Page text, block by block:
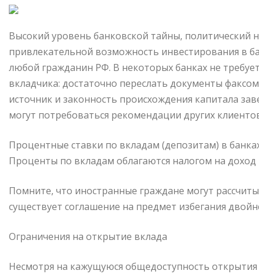
Высокий уровень банковской тайны, политический
привлекательной возможность инвестирования
любой гражданин РФ. В некоторых банках не
вкладчика: достаточно переслать документы
источник и законность происхождения капитала
могут потребоваться рекомендации других
Процентные ставки по вкладам (депозитам) в
Проценты по вкладам облагаются налогом на доход
Помните, что иностранные граждане могут
существует соглашение на предмет избегания
Ограничения на открытие вклада
Несмотря на кажущуюся общедоступность